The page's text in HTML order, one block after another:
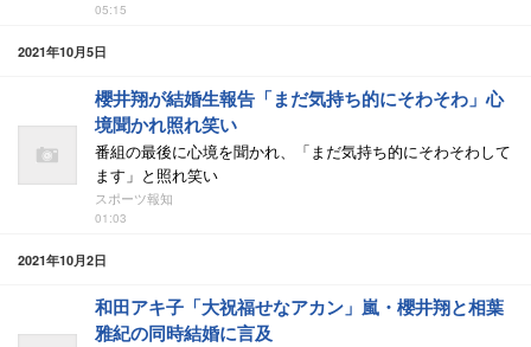
05:15
2021年10月5日
櫻井翔が結婚生報告「まだ気持ち的にそわそわ」心
境聞かれ照れ笑い
番組の最後に心境を聞かれ、「まだ気持ち的にそわそわして
ます」と照れ笑い
スポーツ報知
01:03
2021年10月2日
和田アキ子「大祝福せなアカン」嵐・櫻井翔と相葉
雅紀の同時結婚に言及